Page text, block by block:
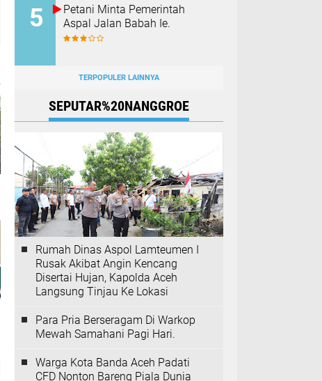
Petani Minta Pemerintah
Aspal Jalan Babah Ie.
TERPOPULER LAINNYA
SEPUTAR%20NANGGROE
Rumah Dinas Aspol Lamteumen I
Rusak Akibat Angin Kencang
Disertai Hujan, Kapolda Aceh
Langsung Tinjau Ke Lokasi
Para Pria Berseragam Di Warkop
Mewah Samahani Pagi Hari.
Warga Kota Banda Aceh Padati
CFD Nonton Bareng Piala Dunia